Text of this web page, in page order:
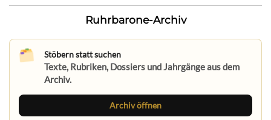
Ruhrbarone-Archiv
Stöbern statt suchen
Texte, Rubriken, Dossiers und Jahrgänge aus dem
Archiv.
Archiv öffnen